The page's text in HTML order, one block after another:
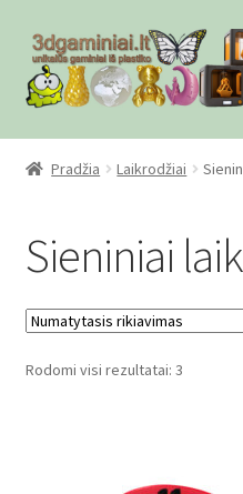
Pereiti
prie
meniu
Pereiti
prie
turinio
Pradžia
Gamyba pagal užsakymą
Informacija
Mūsų partneriai
Pradžia Laikrodžiai
Sieniniai
Rodomi visi rezultatai: 3